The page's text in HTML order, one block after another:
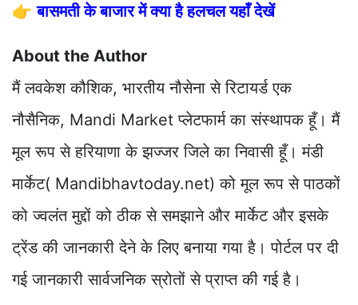
👉बासमती के बाजार में क्या है हलचल यहाँ देखें
About the Author
मैं लवकेश कौशिक, भारतीय नौसेना से रिटायर्ड एक
नौसैनिक, Mandi Market प्लेटफार्म का संस्थापक हूँ। मैं
मूल रूप से हरियाणा के झज्जर जिले का निवासी हूँ। मंडी
मार्केट( Mandibhavtoday.net) को मूल रूप से पाठकों
को ज्वलंत मुद्दों को ठीक से समझाने और मार्केट और इसके
ट्रेंड की जानकारी देने के लिए बनाया गया है। पोर्टल पर दी
गई जानकारी सार्वजनिक स्रोतों से प्राप्त की गई है।